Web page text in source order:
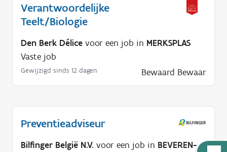
Verantwoordelijke
Teelt/Biologie
Den Berk Délice voor een job in MERKSPLAS
Vaste job
Gewijzigd sinds 12 dagen Bewaard Bewaar
Preventieadviseur
Bilfinger België N.V. voor een job in BEVEREN-